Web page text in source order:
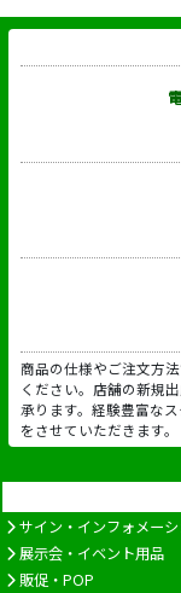
商品の仕様やご注文方
ください。店舗の新規
承ります。経験豊富な
をさせていただきます。
サイン・インフォメー
展示会・イベント用品
販促・POP